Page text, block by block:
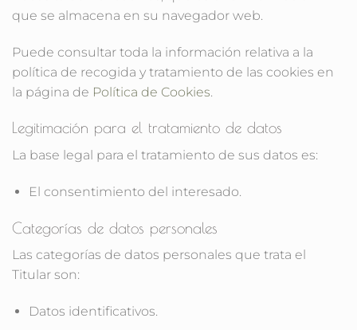
que se almacena en su navegador web.
Puede consultar toda la información relativa a la
política de recogida y tratamiento de las cookies en
la página de Política de Cookies.
Legitimación para el tratamiento de datos
La base legal para el tratamiento de sus datos es:
El consentimiento del interesado.
Categorías de datos personales
Las categorías de datos personales que trata el
Titular son:
Datos identificativos.